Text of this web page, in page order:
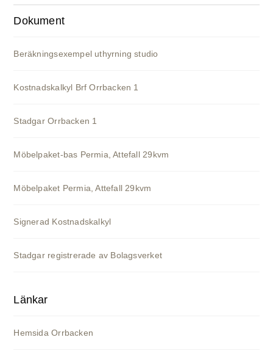
Dokument
Beräkningsexempel uthyrning studio
Kostnadskalkyl Brf Orrbacken 1
Stadgar Orrbacken 1
Möbelpaket-bas Permia, Attefall 29kvm
Möbelpaket Permia, Attefall 29kvm
Signerad Kostnadskalkyl
Stadgar registrerade av Bolagsverket
Länkar
Hemsida Orrbacken